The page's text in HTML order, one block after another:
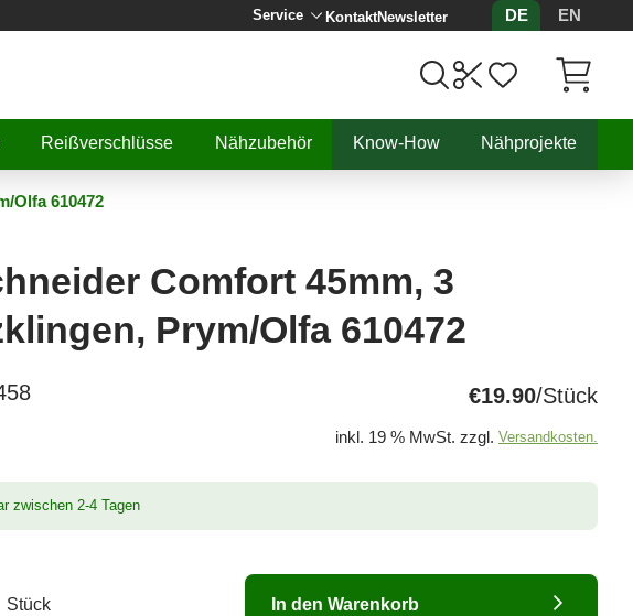
Service KontaktNewsletter DE
EN
Reißverschlüsse Nähzubehör Know-How Nähprojekte
Olfa 610472
Comfort 45mm, 3
Prym/Olfa 610472
€19.90/Stück
inkl. 19 % MwSt. zzgl. Versandkosten.
zwischen 2-4 Tagen
Stück In den Warenkorb